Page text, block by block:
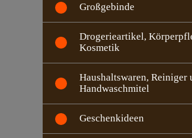
Großgebinde
Drogerieartikel,
Kosmetik
Haushaltswaren, Reiniger
Handwaschmitel
Geschenkideen